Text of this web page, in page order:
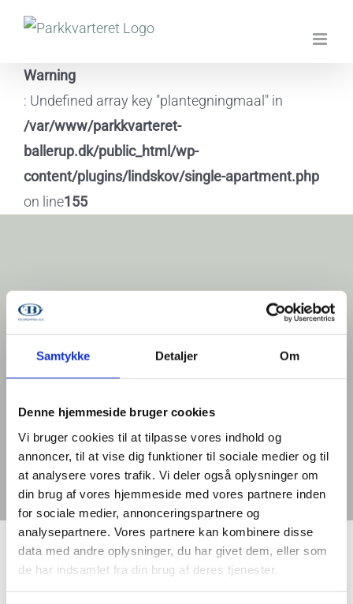
Samtykke Detaljer Om
Denne hjemmeside bruger cookies
Vi bruger cookies til at tilpasse vores indhold og
annoncer, til at vise dig funktioner til sociale medier og til
at analysere vores trafik. Vi deler også oplysninger om
din brug af vores hjemmeside med vores partnere inden
for sociale medier, annonceringspartnere og
analysepartnere. Vores partnere kan kombinere disse
data med andre oplysninger, du har givet dem, eller som
de har indsamlet fra din brug af deres tjenester.
Warning
: Undefined array key "plantegningmaal" in
/var/www/parkkvarteret-
ballerup.dk/public_html/wp-
content/plugins/lindskov/single-apartment.php
on line155
BOLIGNR. 56
Udlejet